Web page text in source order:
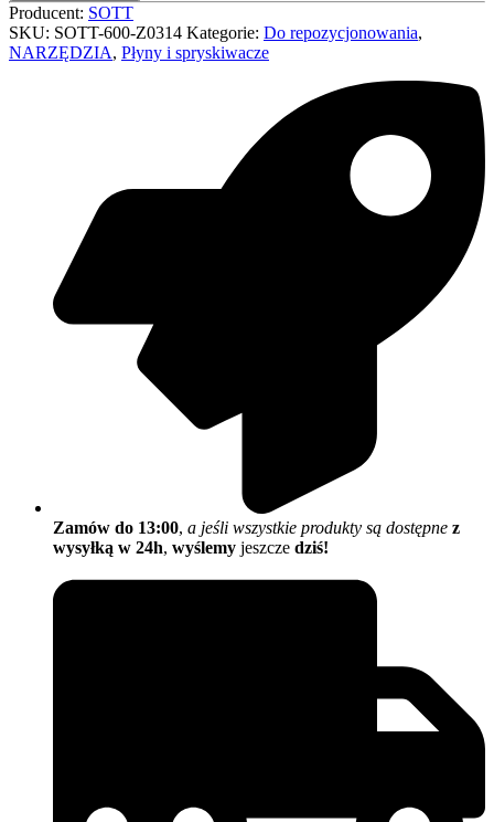
Producent: SOTT
SKU: SOTT-600-Z0314 Kategorie: Do repozycjonowania,
NARZĘDZIA, Płyny i spryskiwacze
Zamów do 13:00, a jeśli wszystkie produkty są dostępne z
wysyłką w 24h, wyślemy jeszcze dziś!